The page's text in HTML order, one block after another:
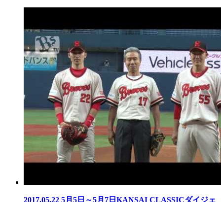
2017.05.22 5月5日～5月7日KANSAI CLASSICダイジェ